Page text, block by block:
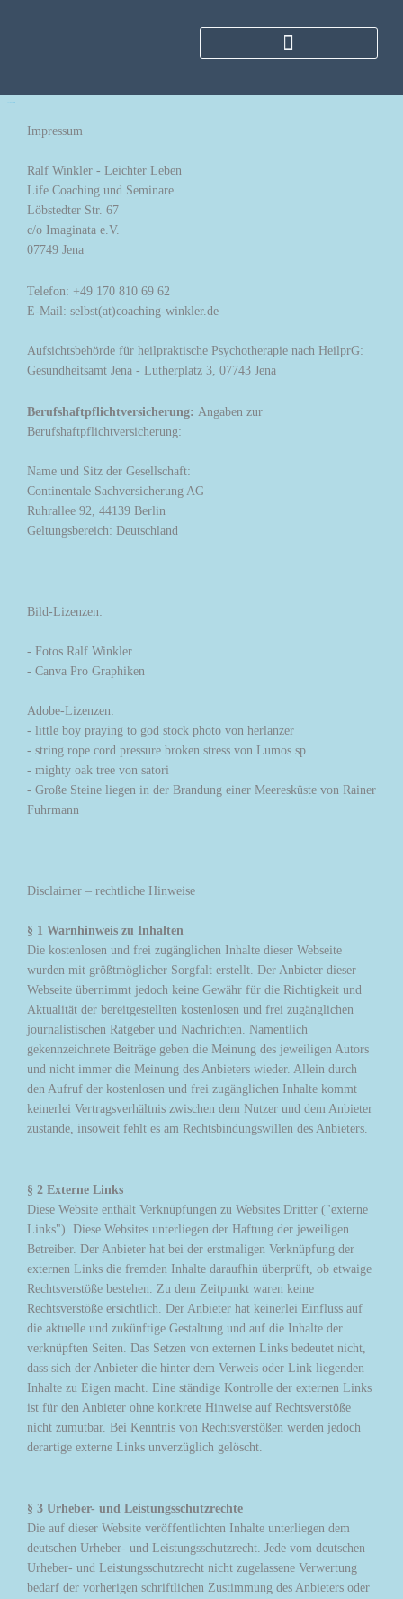
Impressum
Ralf Winkler - Leichter Leben
Life Coaching und Seminare
Löbstedter Str. 67
c/o Imaginata e.V.
07749 Jena
Telefon: +49 170 810 69 62
E-Mail: selbst(at)coaching-winkler.de
Aufsichtsbehörde für heilpraktische Psychotherapie nach HeilprG:
Gesundheitsamt Jena - Lutherplatz 3, 07743 Jena
Berufshaftpflichtversicherung: Angaben zur
Berufshaftpflichtversicherung:
Name und Sitz der Gesellschaft:
Continentale Sachversicherung AG
Ruhrallee 92, 44139 Berlin
Geltungsbereich: Deutschland
Bild-Lizenzen:
- Fotos Ralf Winkler
- Canva Pro Graphiken
Adobe-Lizenzen:
- little boy praying to god stock photo von herlanzer
- string rope cord pressure broken stress von Lumos sp
- mighty oak tree von satori
- Große Steine liegen in der Brandung einer Meeresküste von Rainer
Fuhrmann
Disclaimer – rechtliche Hinweise
§ 1 Warnhinweis zu Inhalten
Die kostenlosen und frei zugänglichen Inhalte dieser Webseite
wurden mit größtmöglicher Sorgfalt erstellt. Der Anbieter dieser
Webseite übernimmt jedoch keine Gewähr für die Richtigkeit und
Aktualität der bereitgestellten kostenlosen und frei zugänglichen
journalistischen Ratgeber und Nachrichten. Namentlich
gekennzeichnete Beiträge geben die Meinung des jeweiligen Autors
und nicht immer die Meinung des Anbieters wieder. Allein durch
den Aufruf der kostenlosen und frei zugänglichen Inhalte kommt
keinerlei Vertragsverhältnis zwischen dem Nutzer und dem Anbieter
zustande, insoweit fehlt es am Rechtsbindungswillen des Anbieters.
§ 2 Externe Links
Diese Website enthält Verknüpfungen zu Websites Dritter ("externe
Links"). Diese Websites unterliegen der Haftung der jeweiligen
Betreiber. Der Anbieter hat bei der erstmaligen Verknüpfung der
externen Links die fremden Inhalte daraufhin überprüft, ob etwaige
Rechtsverstöße bestehen. Zu dem Zeitpunkt waren keine
Rechtsverstöße ersichtlich. Der Anbieter hat keinerlei Einfluss auf
die aktuelle und zukünftige Gestaltung und auf die Inhalte der
verknüpften Seiten. Das Setzen von externen Links bedeutet nicht,
dass sich der Anbieter die hinter dem Verweis oder Link liegenden
Inhalte zu Eigen macht. Eine ständige Kontrolle der externen Links
ist für den Anbieter ohne konkrete Hinweise auf Rechtsverstöße
nicht zumutbar. Bei Kenntnis von Rechtsverstößen werden jedoch
derartige externe Links unverzüglich gelöscht.
§ 3 Urheber- und Leistungsschutzrechte
Die auf dieser Website veröffentlichten Inhalte unterliegen dem
deutschen Urheber- und Leistungsschutzrecht. Jede vom deutschen
Urheber- und Leistungsschutzrecht nicht zugelassene Verwertung
bedarf der vorherigen schriftlichen Zustimmung des Anbieters oder